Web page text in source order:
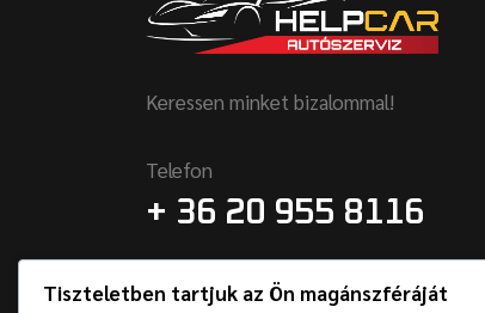
Keressen minket bizalommal!
Telefon
+ 36 20 955 8116
2120, DUNAKESZI, GIDA U. 4.
Tiszteletben tartjuk az Ön magánszféráját